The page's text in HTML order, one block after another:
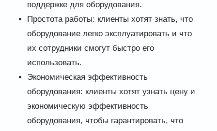
поддержке для оборудования.
Простота работы: клиенты хотят знать, что
оборудование легко эксплуатировать и что
их сотрудники смогут быстро его
использовать.
Экономическая эффективность
оборудования: клиенты хотят узнать цену и
экономическую эффективность
оборудования, чтобы гарантировать, что